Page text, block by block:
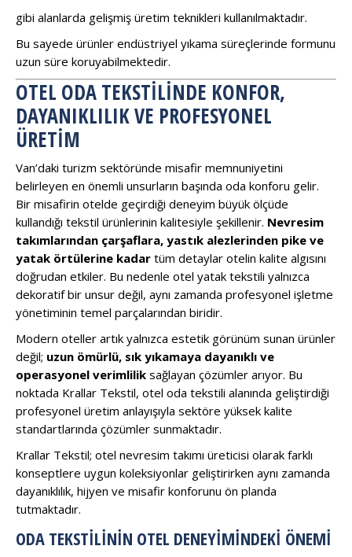
gibi alanlarda gelişmiş üretim teknikleri kullanılmaktadır.
Bu sayede ürünler endüstriyel yıkama süreçlerinde formunu
uzun süre koruyabilmektedir.
OTEL ODA TEKSTILINDE KONFOR,
DAYANIKLILIK VE PROFESYONEL
ÜRETIM
Van’daki turizm sektöründe misafir memnuniyetini
belirleyen en önemli unsurların başında oda konforu gelir.
Bir misafirin otelde geçirdiği deneyim büyük ölçüde
kullandığı tekstil ürünlerinin kalitesiyle şekillenir. Nevresim
takımlarından çarşaflara, yastık alezlerinden pike ve
yatak örtülerine kadar tüm detaylar otelin kalite algısını
doğrudan etkiler. Bu nedenle otel yatak tekstili yalnızca
dekoratif bir unsur değil, aynı zamanda profesyonel işletme
yönetiminin temel parçalarından biridir.
Modern oteller artık yalnızca estetik görünüm sunan ürünler
değil; uzun ömürlü, sık yıkamaya dayanıklı ve
operasyonel verimlilik sağlayan çözümler arıyor. Bu
noktada Krallar Tekstil, otel oda tekstili alanında geliştirdiği
profesyonel üretim anlayışıyla sektöre yüksek kalite
standartlarında çözümler sunmaktadır.
Krallar Tekstil; otel nevresim takımı üreticisi olarak farklı
konseptlere uygun koleksiyonlar geliştirirken aynı zamanda
dayanıklılık, hijyen ve misafir konforunu ön planda
tutmaktadır.
ODA TEKSTILININ OTEL DENEYIMINDEKI ÖNEMI